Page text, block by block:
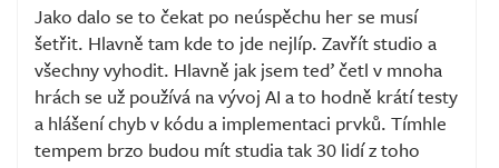
Jako dalo se to čekat po neúspěchu her se musí
šetřit. Hlavně tam kde to jde nejlíp. Zavřít studio a
všechny vyhodit. Hlavně jak jsem teď četl v mnoha
hrách se už používá na vývoj AI a to hodně krátí testy
a hlášení chyb v kódu a implementaci prvků. Tímhle
tempem brzo budou mít studia tak 30 lidí z toho